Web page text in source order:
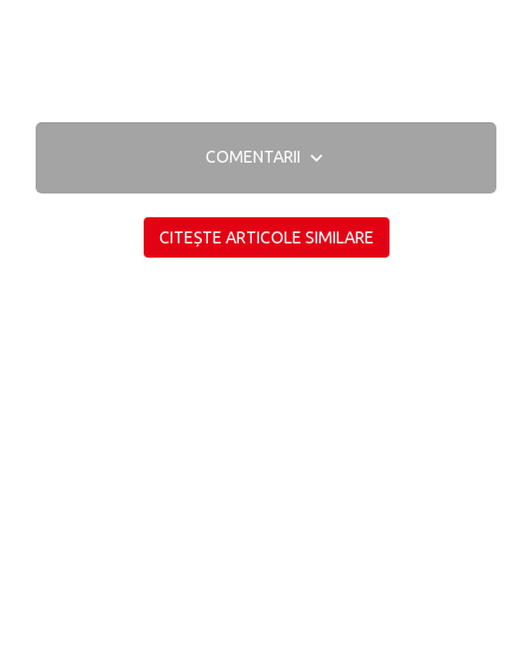
COMENTARII
CITEȘTE ARTICOLE SIMILARE